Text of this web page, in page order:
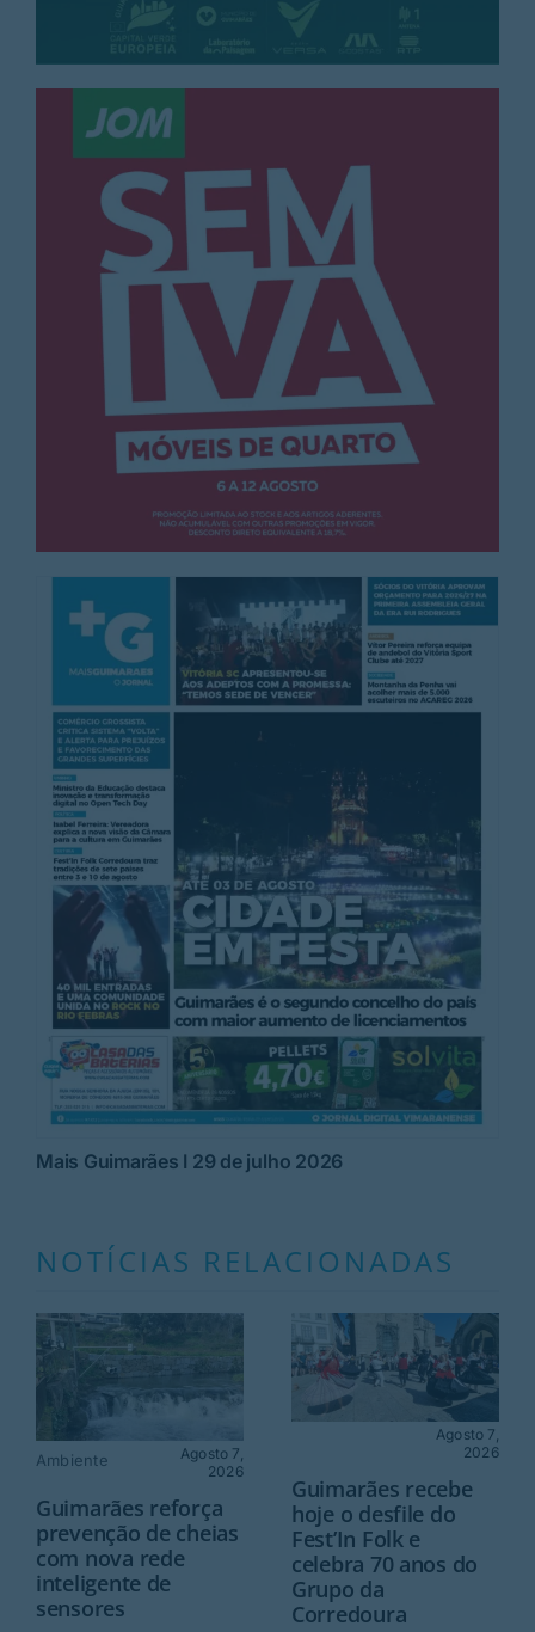
Mais Guimarães I 29 de julho 2026
NOTÍCIAS RELACIONADAS
Ambiente
Agosto 7,
2026
Guimarães reforça
prevenção de cheias
com nova rede
inteligente de
sensores
Agosto 7,
2026
Guimarães recebe
hoje o desfile do
Fest’In Folk e
celebra 70 anos do
Grupo da
Corredoura